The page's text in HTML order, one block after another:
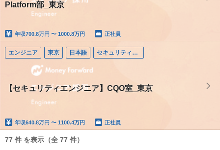
Platform部_東京
年収700.8万円 〜 1000.8万円 正社員
エンジニア 東京 日本語 セキュリティエンジニア
【セキュリティエンジニア】CQO室_東京
年収640.8万円 〜 1100.4万円 正社員
77 件 を表示（全 77 件）